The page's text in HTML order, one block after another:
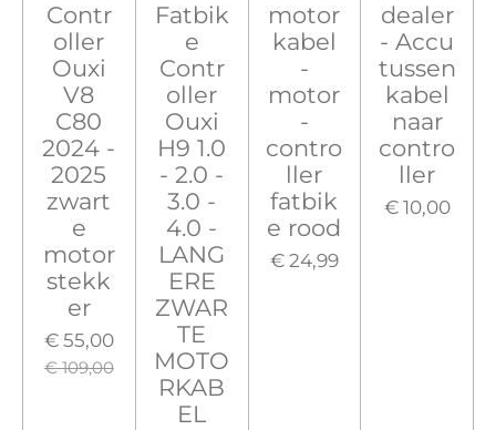
Contr
oller
Ouxi
V8
C80
2024 -
2025
zwart
e
motor
stekk
er
€ 55,00
€ 109,00
Fatbik
e
Contr
oller
Ouxi
H9 1.0
- 2.0 -
3.0 -
4.0 -
LANG
ERE
ZWAR
TE
MOTO
RKAB
EL
motor
kabel
-
motor
-
contro
ller
fatbik
e rood
€ 24,99
dealer
- Accu
tussen
kabel
naar
contro
ller
€ 10,00